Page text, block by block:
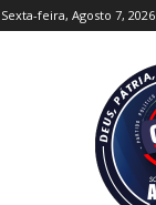
Sexta-feira, Agosto 7, 2026